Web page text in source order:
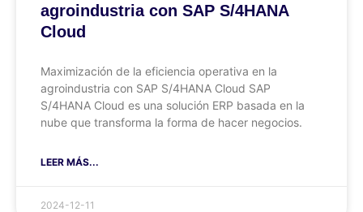
agroindustria con SAP S/4HANA
Cloud
Maximización de la eficiencia operativa en la
agroindustria con SAP S/4HANA Cloud SAP
S/4HANA Cloud es una solución ERP basada en la
nube que transforma la forma de hacer negocios.
LEER MÁS...
2024-12-11